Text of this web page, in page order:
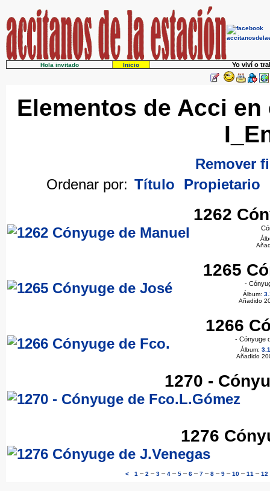
Hola invitado Inicio Yo viví o
Elementos de Acci
Remover
Ordenar por: Título Propietario
1262
1265
-
Álbum:
Añadido
1266
- Cónyuge
Álbum:
Añadido
1270 -
1276
< 1 – 2 – 3 – 4 – 5 – 6 – 7 – 8 – 9 – 10 – 11 – 12